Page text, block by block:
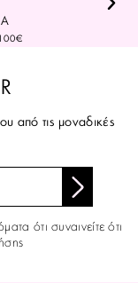
από τις μοναδικές
ότι συναινείτε ότι